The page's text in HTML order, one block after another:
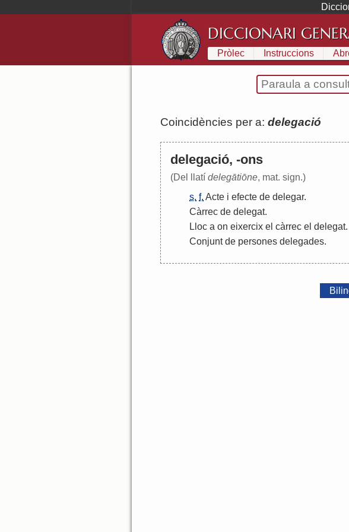
DICCIONARI
Pròlec Instruccions
Coincidències per a: delegació
delegació, -ons
(Del llatí delegātiōne, mat. sign.)
s. f. Acte i efecte de delegar.
Càrrec de delegat.
Lloc a on eixercix el càrrec el delegat.
Conjunt de persones delegades.